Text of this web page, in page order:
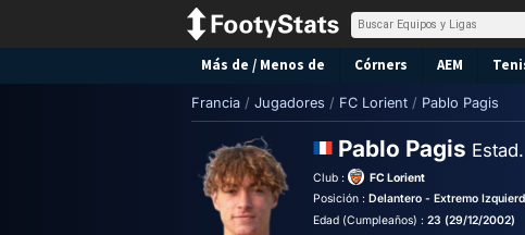
Más de / Menos de Córners AEM
Francia / Jugadores / FC Lorient / Pablo Pagis
Pablo Pagis Estad.
Club :
FC Lorient
Posición :Delantero - Extremo
Edad (Cumpleaños) :23 (29/12/2002)